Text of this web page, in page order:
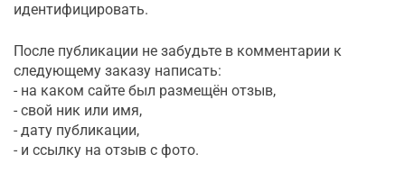
идентифицировать.
После публикации не забудьте в комментарии к
следующему заказу написать:
- на каком сайте был размещён отзыв,
- свой ник или имя,
- дату публикации,
- и ссылку на отзыв с фото.